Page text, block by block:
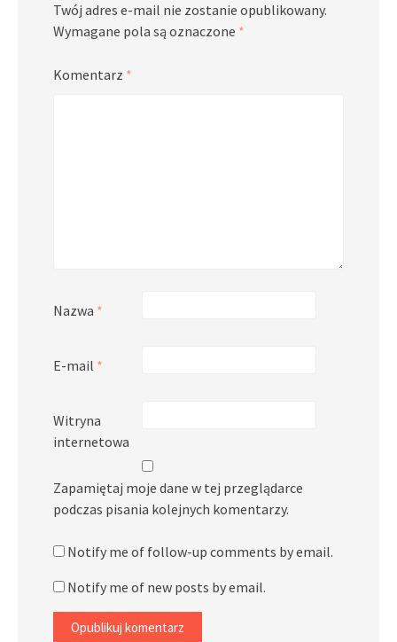
Twój adres e-mail nie zostanie opublikowany.
Wymagane pola są oznaczone *
Komentarz *
Nazwa *
E-mail *
Witryna
internetowa
Zapamiętaj moje dane w tej przeglądarce
podczas pisania kolejnych komentarzy.
Notify me of follow-up comments by email.
Notify me of new posts by email.